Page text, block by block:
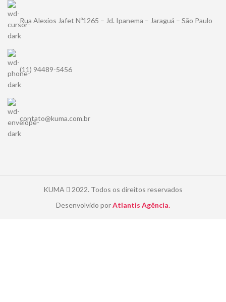
Rua Alexios Jafet Nº1265 – Jd. Ipanema – Jaraguá – São Paulo
(11) 94489-5456
contato@kuma.com.br
KUMA
2022. Todos os direitos reservados
Desenvolvido porAtlantis Agência.